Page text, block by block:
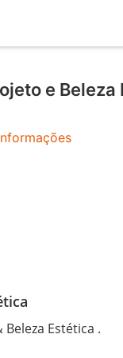
e Beleza
Estética .